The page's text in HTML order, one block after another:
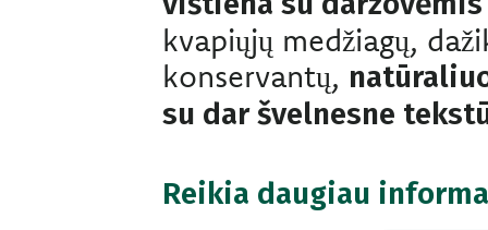
kvapiųjų medžiagų,
konservantų,
su dar švelnesne
Reikia daugiau